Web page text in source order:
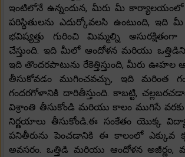
ఇంటిలోనే ఉన్నందున, మీరు మీ కార్యాలయంలో
పరిస్థితులను ఎదుర్కోవలసి ఉంటుంది, ఇది
భవిష్యత్తు గురించి మిమ్మల్ని
చేస్తుంది. ఇది మీలో ఆందోళన మరియు ఒత్తిడిని
ఇది తొందరపాటును రేకెత్తిస్తుంది, మీరు
తీసుకోవడం ముగించవచ్చు, ఇది మరింత
గందరగోళానికి దారితీస్తుంది. కాబట్టి,
విశ్రాంతి తీసుకోండి మరియు కాలం ముగిసే
నిర్ణయాలు తీసుకోండి.ఈ సంకేతం యొక్క
పనితీరును పెంచడానికి ఈ కాలంలో ఎక్కువ
అవసరం. ఒత్తిడి మరియు ఆందోళన అజీర్ణం,